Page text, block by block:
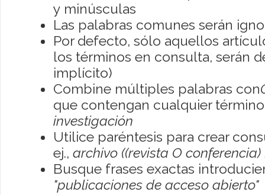
y minúsculas
Las palabras comunes serán
Por defecto, sólo aquellos
los términos en consulta, serán
implícito)
Combine múltiples palabras con
que contengan cualquier
investigación
Utilice paréntesis para crear
ej., archivo ((revista O conferencia)
Busque frases exactas
"publicaciones de acceso abierto"